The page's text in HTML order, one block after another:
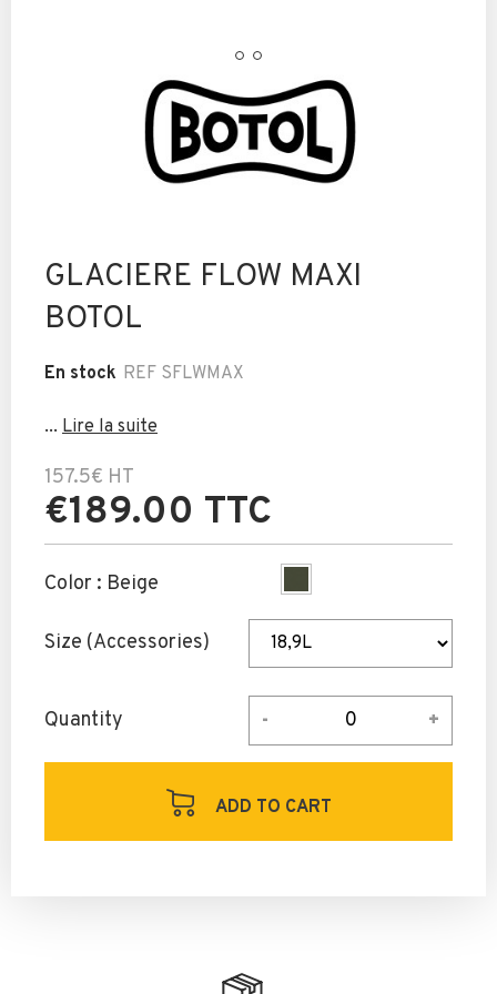
GLACIERE FLOW MAXI
BOTOL
En stock REF SFLWMAX
... Lire la suite
157.5€ HT
€189.00 TTC
Color : Beige
Size (Accessories)
Quantity
ADD TO CART